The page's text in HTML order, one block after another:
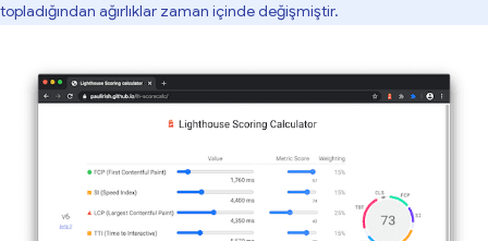
topladığından ağırlıklar zaman içinde değişmiştir.